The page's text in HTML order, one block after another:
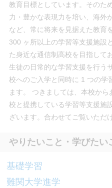
教育目標としています。そのた
力・豊かな表現力を培い、海外
など、常に将来を見据えた教育
300 ヶ所以上の学習等支援施設
た身近な通信制高校を目指して
生徒の日常的な学習支援を行う
校へのご入学と同時に 1 つの学
ます。 つきましては、本校か
校と提携している学習等支援施
ざいます。合わせてご覧いただ
やりたいこと・学びたい
基礎学習
難関大学進学